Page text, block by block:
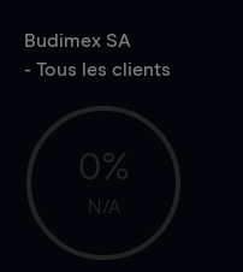
Budimex SA
- Tous les clients
0%
N/A